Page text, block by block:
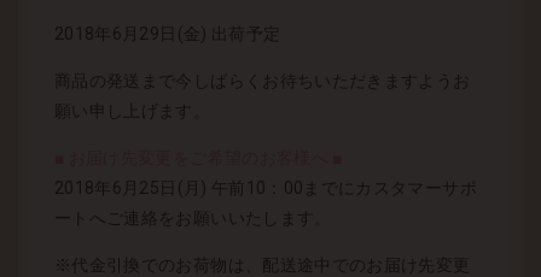
2018年6月29日(金) 出荷予定
商品の発送まで今しばらくお待ちいただきますようお
願い申し上げます。
2018年6月25日(月) 午前10：00までにカスタマーサポ
ートへご連絡をお願いいたします。
※代金引換でのお荷物は、配送途中でのお届け先変更